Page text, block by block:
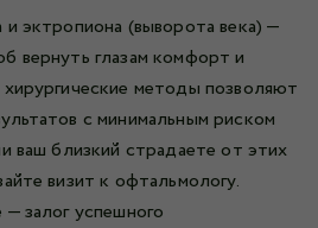
эктропиона (выворота века) —
вернуть глазам комфорт и
методы позволяют
с минимальным риском
ваш близкий страдаете от этих
визит к офтальмологу.
залог успешного